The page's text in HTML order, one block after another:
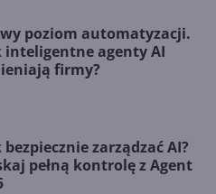
poziom automatyzacji.
inteligentne agenty AI
firmy?
bezpiecznie zarządzać AI?
pełną kontrolę z Agent